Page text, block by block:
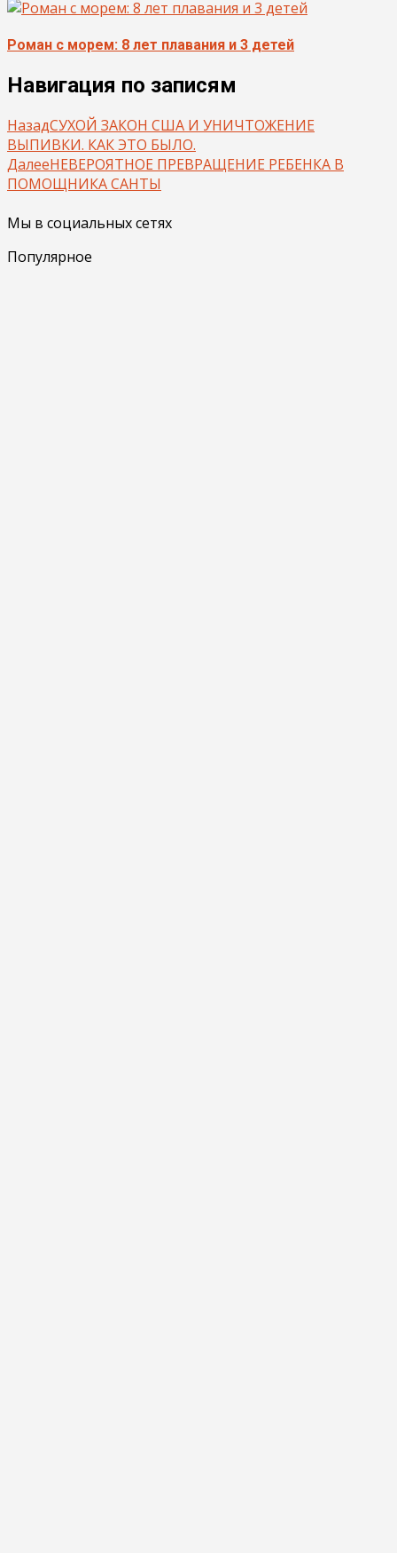
Роман с морем: 8 лет плавания и 3 детей
Навигация по записям
НазадСУХОЙ ЗАКОН США И УНИЧТОЖЕНИЕ
ВЫПИВКИ. КАК ЭТО БЫЛО.
ДалееНЕВЕРОЯТНОЕ ПРЕВРАЩЕНИЕ РЕБЕНКА В
ПОМОЩНИКА САНТЫ
Мы в социальных сетях
Популярное